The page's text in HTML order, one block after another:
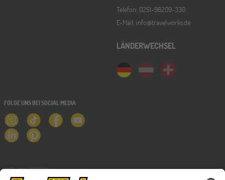
Telefon: 0251-98209-330
E-Mail: info@travelworks.de
LÄNDERWECHSEL
FOLGE UNS BEI SOCIAL MEDIA
NEWSLETTER